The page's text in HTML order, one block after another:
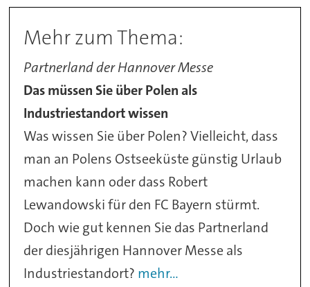
Mehr zum Thema:
Partnerland der Hannover Messe
Das müssen Sie über Polen als
Industriestandort wissen
Was wissen Sie über Polen? Vielleicht, dass
man an Polens Ostseeküste günstig Urlaub
machen kann oder dass Robert
Lewandowski für den FC Bayern stürmt.
Doch wie gut kennen Sie das Partnerland
der diesjährigen Hannover Messe als
Industriestandort? mehr...